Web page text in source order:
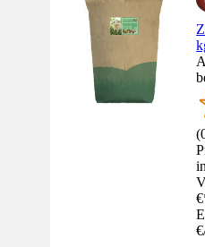
(
€
€